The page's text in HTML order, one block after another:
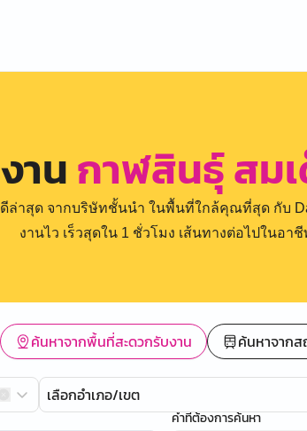
านกาฬสินธุ์ สม
ล่าสุด จากบริษัทชั้นนำ ในพื้นที่ใกล้คุณที่สุด กับ
งานไว เร็วสุดใน 1 ชั่วโมง เส้นทางต่อไปในอา
ค้นหาจากพื้นที่สะดวกรับงาน ค้นหาจาก
เลือกอำเภอ/เขต
คำที่ต้องการค้นหา